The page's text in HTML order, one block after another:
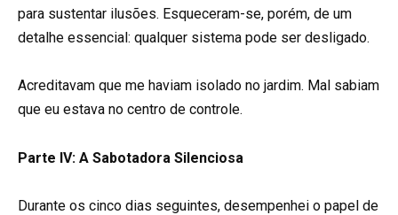
para sustentar ilusões. Esqueceram-se, porém, de um
detalhe essencial: qualquer sistema pode ser desligado.
Acreditavam que me haviam isolado no jardim. Mal sabiam
que eu estava no centro de controle.
Parte IV: A Sabotadora Silenciosa
Durante os cinco dias seguintes, desempenhei o papel de